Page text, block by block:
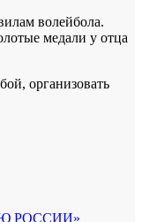
волейбола.
медали у отца
организовать